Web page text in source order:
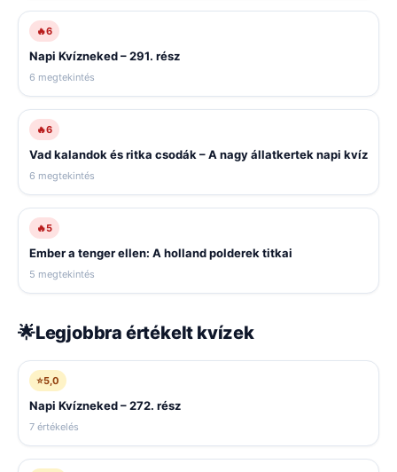
🔥6
Napi Kvízneked – 291. rész
6 megtekintés
🔥6
Vad kalandok és ritka csodák – A nagy állatkertek napi kvíz
6 megtekintés
🔥5
Ember a tenger ellen: A holland polderek titkai
5 megtekintés
🌟Legjobbra értékelt kvízek
⭐5,0
Napi Kvízneked – 272. rész
7 értékelés